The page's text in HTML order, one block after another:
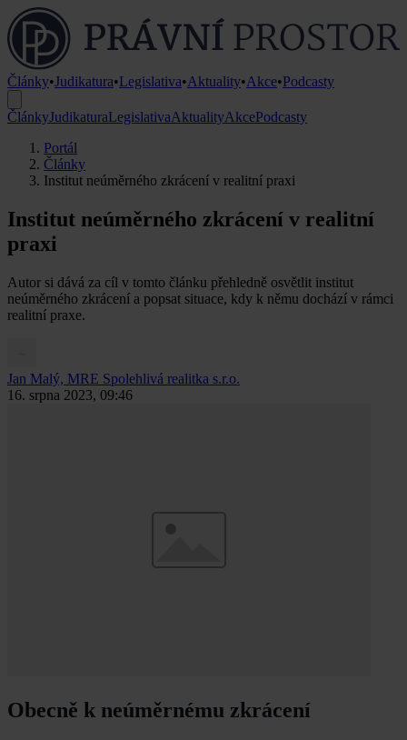
Články•Judikatura•Legislativa•Aktuality•Akce•Podcasty
ČlánkyJudikaturaLegislativaAktualityAkcePodcasty
Portál
Články
Institut neúměrného zkrácení v realitní praxi
Institut neúměrného zkrácení v realitní
praxi
Autor si dává za cíl v tomto článku přehledně osvětlit institut
neúměrného zkrácení a popsat situace, kdy k němu dochází v rámci
realitní praxe.
Jan Malý, MRE Spolehlivá realitka s.r.o.
16. srpna 2023, 09:46
Obecně k neúměrnému zkrácení